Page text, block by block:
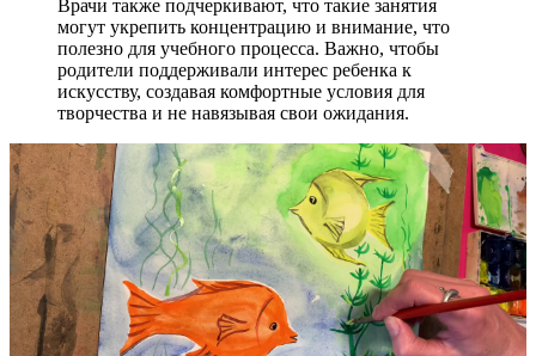
Врачи также подчеркивают, что такие занятия
могут укрепить концентрацию и внимание, что
полезно для учебного процесса. Важно, чтобы
родители поддерживали интерес ребенка к
искусству, создавая комфортные условия для
творчества и не навязывая свои ожидания.